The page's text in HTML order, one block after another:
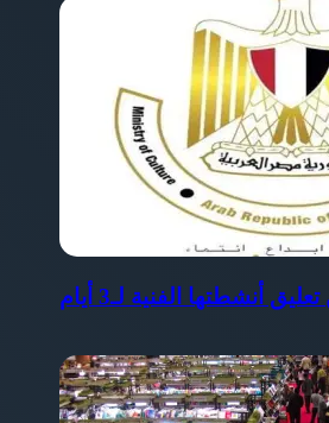
أنشطتها الفنية لـ3 أيام